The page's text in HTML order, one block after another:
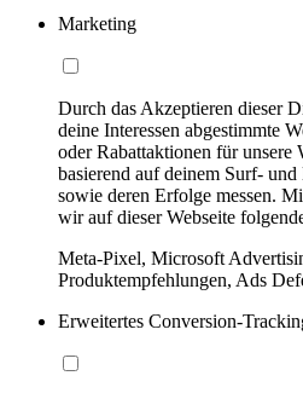
Marketing
Durch das Akzeptieren dieser
deine Interessen abgestimmte
oder Rabattaktionen für unsere
basierend auf deinem Surf-
sowie deren Erfolge messen.
wir auf dieser Webseite
Meta-Pixel, Microsoft
Produktempfehlungen, Ads
Erweitertes Conversion-